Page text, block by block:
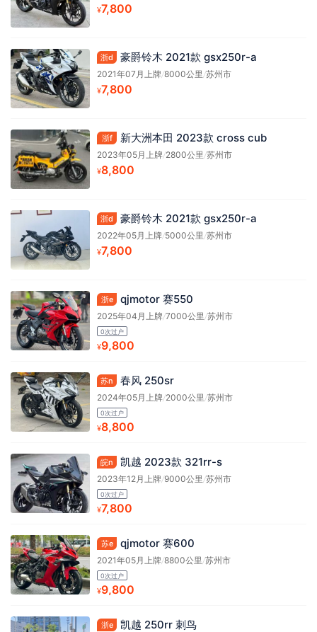
¥7,800
浙d 豪爵铃木 2021款 gsx250r-a
2021年07月上牌/8000公里/苏州市
¥7,800
浙f 新大洲本田 2023款 cross cub
2023年05月上牌/2800公里/苏州市
¥8,800
浙d 豪爵铃木 2021款 gsx250r-a
2022年05月上牌/5000公里/苏州市
¥7,800
浙e qjmotor 赛550
2025年04月上牌/7000公里/苏州市
0次过户
¥9,800
苏n 春风 250sr
2024年05月上牌/2000公里/苏州市
0次过户
¥8,800
皖n 凯越 2023款 321rr-s
2023年12月上牌/9000公里/苏州市
0次过户
¥7,800
苏e qjmotor 赛600
2021年05月上牌/8800公里 /苏州市
0次过户
¥9,800
浙e 凯越 250rr 刺鸟